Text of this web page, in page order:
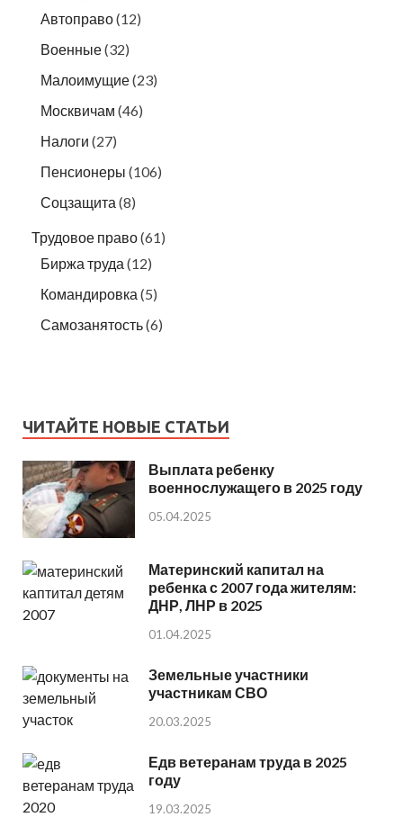
Автоправо(12)
Военные(32)
Малоимущие(23)
Москвичам (46)
Налоги (27)
Пенсионеры (106)
Соцзащита (8)
Трудовое право(61)
Биржа труда (12)
Командировка (5)
Самозанятость(6)
ЧИТАЙТЕ НОВЫЕ СТАТЬИ
Выплата ребенку
военнослужащего в 2025 году
05.04.2025
Материнский капитал на
ребенка с 2007 года жителям:
ДНР, ЛНР в 2025
01.04.2025
Земельные участники
участникам СВО
20.03.2025
Едв ветеранам труда в 2025
году
19.03.2025